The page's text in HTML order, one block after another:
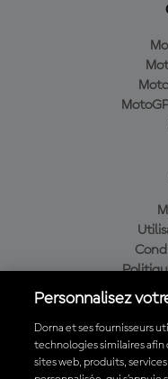
Télécharger
Personnalisez
Dorna et ses fournisseurs
technologies similaires afin
sites web, produits,